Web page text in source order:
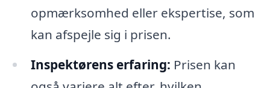
opmærksomhed eller ekspertise, som
kan afspejle sig i prisen.
Inspektørens erfaring: Prisen kan